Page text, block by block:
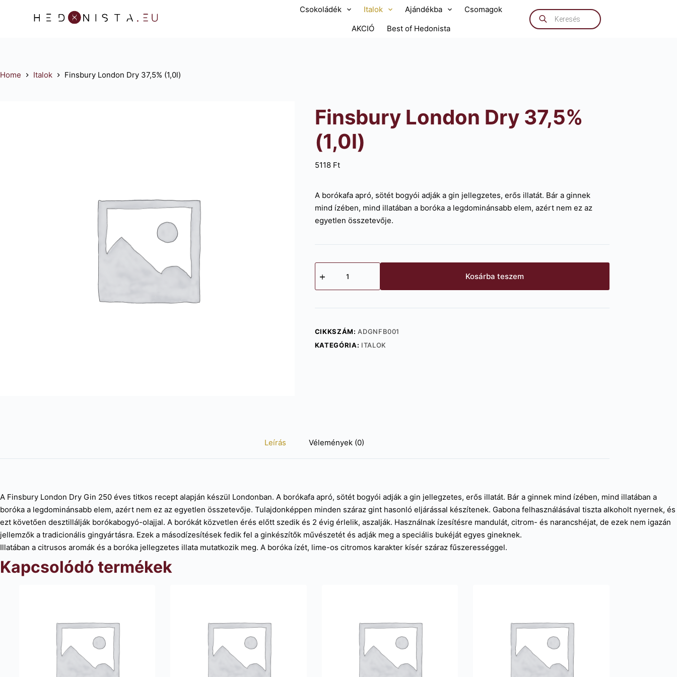
o
Csokoládék Italok Ajándékba
Csomagok
AKCIÓ
Best of Hedonista
Products
search
Home Italok Finsbury London Dry 37,5% (1,0l)
Finsbury London Dry 37,5%
(1,0l)
5118 Ft
A borókafa apró, sötét bogyói adják a gin jellegzetes, erős illatát. Bár a ginnek
mind ízében, mind illatában a boróka a legdominánsabb elem, azért nem ez az
egyetlen összetevője.
London
37,5%
mennyiség
Kosárba teszem
CIKKSZÁM:ADGNFB001
KATEGÓRIA: ITALOK
Leírás Vélemények (0)
A Finsbury London Dry Gin 250 éves titkos recept alapján készül Londonban. A borókafa apró, sötét bogyói adják a gin jellegzetes, erős illatát. Bár a ginnek mind ízében, mind illatában a
boróka a legdominánsabb elem, azért nem ez az egyetlen összetevője. Tulajdonképpen minden száraz gint hasonló eljárással készítenek. Gabona felhasználásával tiszta alkoholt nyernek, és
ezt követően desztillálják borókabogyó-olajjal. A borókát közvetlen érés előtt szedik és 2 évig érlelik, aszalják. Használnak ízesítésre mandulát, citrom- és narancshéjat, de ezek nem igazán
jellemzők a tradicionális gingyártásra. Ezek a másodízesítések fedik fel a ginkészítők művészetét és adják meg a speciális bukéját egyes gineknek.
Illatában a citrusos aromák és a boróka jellegzetes illata mutatkozik meg. A boróka ízét, lime-os citromos karakter kísér száraz fűszerességgel.
Kapcsolódó termékek